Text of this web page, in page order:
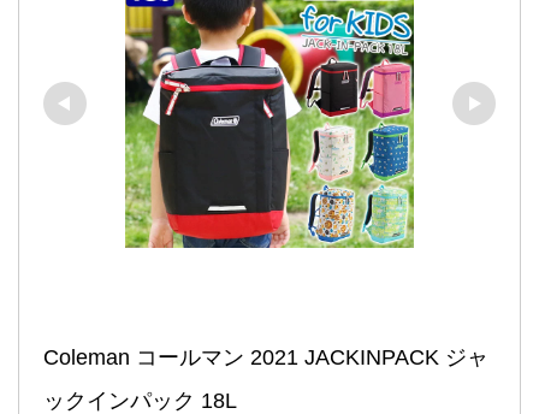
Coleman コールマン 2021 JACKINPACK ジャ
ックインパック 18L